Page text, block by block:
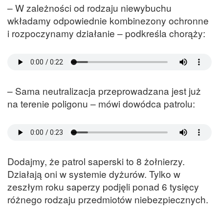
– W zależności od rodzaju niewybuchu
wkładamy odpowiednie kombinezony ochronne
i rozpoczynamy działanie – podkreśla chorąży:
– Sama neutralizacja przeprowadzana jest już
na terenie poligonu – mówi dowódca patrolu:
Dodajmy, że patrol saperski to 8 żołnierzy.
Działają oni w systemie dyżurów. Tylko w
zeszłym roku saperzy podjęli ponad 6 tysięcy
różnego rodzaju przedmiotów niebezpiecznych.